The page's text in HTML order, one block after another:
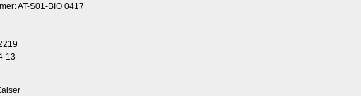
AT-S01-BIO 0417
13